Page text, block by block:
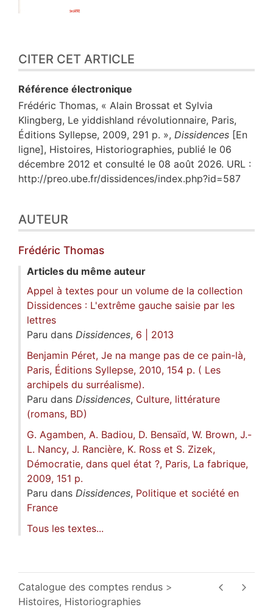
CITER CET ARTICLE
Référence électronique
Frédéric Thomas, « Alain Brossat et Sylvia
Klingberg, Le yiddishland révolutionnaire, Paris,
Éditions Syllepse, 2009, 291 p. », Dissidences [En
ligne], Histoires, Historiographies, publié le 06
décembre 2012 et consulté le 08 août 2026. URL :
http://preo.ube.fr/dissidences/index.php?id=587
AUTEUR
Frédéric Thomas
Articles du même auteur
Appel à textes pour un volume de la collection
Dissidences : L'extrême gauche saisie par les
lettres
Paru dans Dissidences, 6 | 2013
Benjamin Péret, Je na mange pas de ce pain-là,
Paris, Éditions Syllepse, 2010, 154 p. ( Les
archipels du surréalisme).
Paru dans Dissidences, Culture, littérature
(romans, BD)
G. Agamben, A. Badiou, D. Bensaïd, W. Brown, J.-
L. Nancy, J. Rancière, K. Ross et S. Zizek,
Démocratie, dans quel état ?, Paris, La fabrique,
2009, 151 p.
Paru dans Dissidences, Politique et société en
France
Tous les textes...
Catalogue des comptes rendus
Histoires, Historiographies